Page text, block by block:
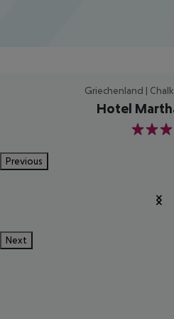
Griechenland |
Hotel
4
Previous
Next